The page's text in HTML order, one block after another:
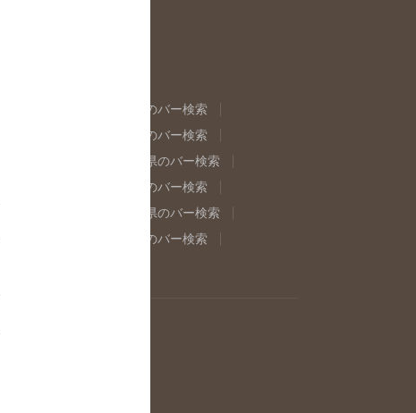
福島県のバー検索
東京都のバー検索
岐阜県のバー検索
奈良県のバー検索
島根県のバー検索
県のバー検索
佐賀県のバー検索
イン